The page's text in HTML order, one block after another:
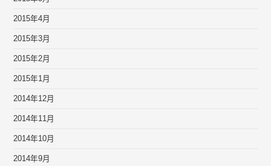
2015年4月
2015年3月
2015年2月
2015年1月
2014年12月
2014年11月
2014年10月
2014年9月